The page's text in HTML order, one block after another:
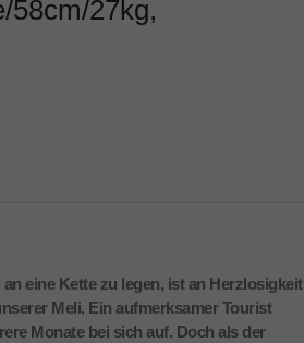
58cm/27kg,
eine Kette zu legen, ist an Herzlosigkeit
Meli. Ein aufmerksamer Tourist
Monate bei sich auf. Doch als der